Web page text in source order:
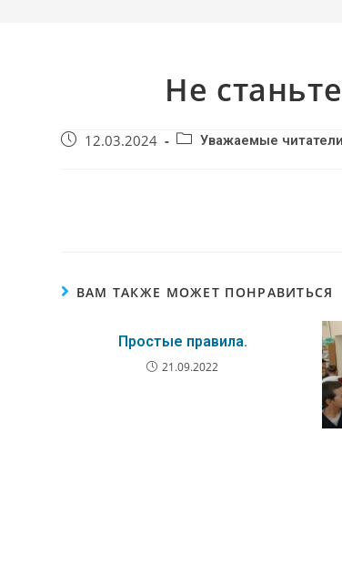
Не
12.03.2024 Уважаемые
ВАМ ТАКЖЕ МОЖЕТ ПОНРАВИТЬСЯ
Простые правила.
21.09.2022